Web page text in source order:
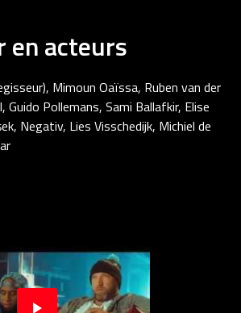
en acteurs
Mimoun Oaïssa, Ruben van der
Guido Pollemans, Sami Ballafkir, Elise
Negativ, Lies Visschedijk, Michiel de